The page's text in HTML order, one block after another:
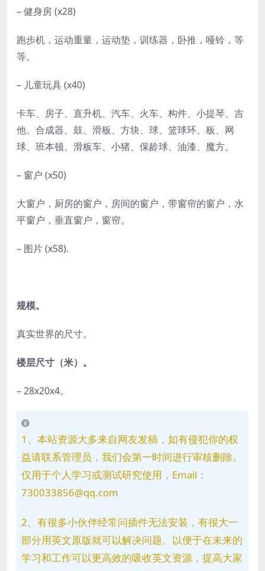
– 健身房 (x28)
跑步机，运动重量，运动垫，训练器，卧推，哑铃，等
等。
– 儿童玩具 (x40)
卡车、房子、直升机、汽车、火车、构件、小提琴、吉
他、合成器、鼓、滑板、方块、球、篮球环、板、网
球、班本顿、滑板车、小猪、保龄球、油漆、魔方。
– 窗户 (x50)
大窗户，厨房的窗户，房间的窗户，带窗帘的窗户，水
平窗户，垂直窗户，窗帘。
– 图片 (x58).
规模。
真实世界的尺寸。
楼层尺寸（米）。
– 28x20x4。
1、本站资源大多来自网友发稿，如有侵犯你的权
益请联系管理员，我们会第一时间进行审核删除。
仅用于个人学习或测试研究使用，Email：
730033856@qq.com
2、有很多小伙伴经常问插件无法安装，有很大一
部分用英文原版就可以解决问题。以便于在未来的
学习和工作可以更高效的吸收英文资源，提高大家